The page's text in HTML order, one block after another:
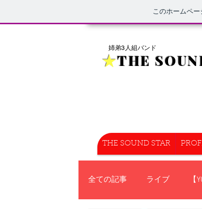
このホームペー
★THE
姉弟3人組バンド
THE SOUND STAR
全ての記事 ライブ 【